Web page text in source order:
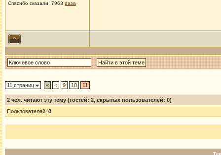
Спасибо сказали: 7963 раза
11 страниц « < 9 10 11
2чел. читают эту тему (гостей: 2, скрытых пользователей: 0)
Пользователей: 0